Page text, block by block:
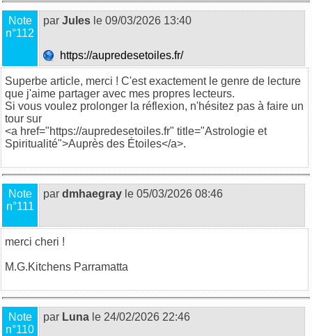
Note
n°112
par Jules le 09/03/2026 13:40
https://aupredesetoiles.fr/
Superbe article, merci ! C'est exactement le genre de lecture
que j'aime partager avec mes propres lecteurs.
Si vous voulez prolonger la réflexion, n'hésitez pas à faire un
tour sur
<a href="https://aupredesetoiles.fr" title="Astrologie et
Spiritualité">Auprès des Étoiles</a>.
Note
n°111
par dmhaegray le 05/03/2026 08:46
merci cheri !
M.G.Kitchens Parramatta
Note
n°110
par Luna le 24/02/2026 22:46